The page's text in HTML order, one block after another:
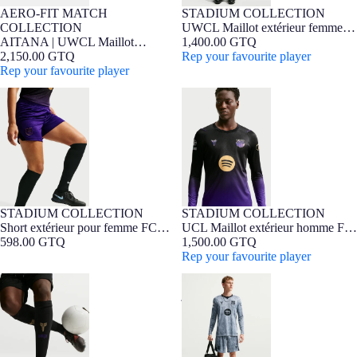
NOUVEAUTÉ
FIT FEMME
Édition Joueur
AERO-FIT MATCH
COLLECTION
AITANA | UWCL Maillot
extérieur femme 26/27 FC
Barcelona x Kobe Bryant -
Édition Joueur
2,150.00 GTQ
Rep your favourite player
NOUVEAUTÉ
FIT FEMME
Barça Exclusif
STADIUM COLLECTION
UWCL Maillot extérieur femme
26/27 FC Barcelona x Kobe
Bryant
1,400.00 GTQ
Rep your favourite player
Short extérieur pour femme FC
Barcelona x Kobe Bryant 26/27
NOUVEAUTÉ
STADIUM COLLECTION
Short extérieur pour femme FC
Barcelona x Kobe Bryant 26/27
598.00 GTQ
UCL Maillot extérieur homme FC
Barcelona x Kobe Bryant 26/27 -
Long Sleeve
NOUVEAUTÉ
Barça Exclusif
STADIUM COLLECTION
UCL Maillot extérieur homme FC
Barcelona x Kobe Bryant 26/27 -
Long Sleeve
1,500.00 GTQ
Rep your favourite player
Chaussettes extérieures FC
Barcelona x Kobe Bryant 26/27
UCL Mens away goalkeeper
jersey 26/27 FC Barcelona x Kobe
Bryant